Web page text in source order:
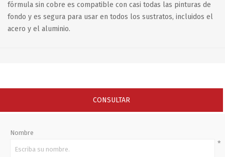
fórmula sin cobre es compatible con casi todas las pinturas de
fondo y es segura para usar en todos los sustratos, incluidos el
acero y el aluminio.
CONSULTAR
Nombre
*